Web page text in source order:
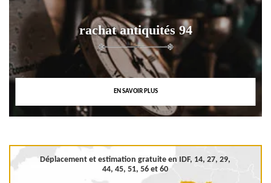
rachat antiquités 94
EN SAVOIR PLUS
Déplacement et estimation gratuite en IDF, 14, 27, 29,
44, 45, 51, 56 et 60